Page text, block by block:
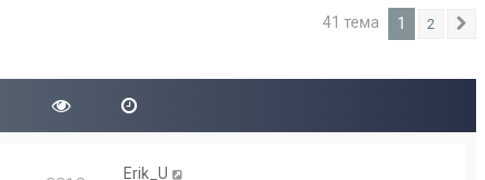
41 тема 1 2
Erik_U